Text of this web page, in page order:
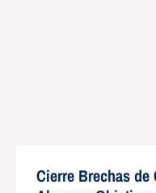
Cierre Brechas